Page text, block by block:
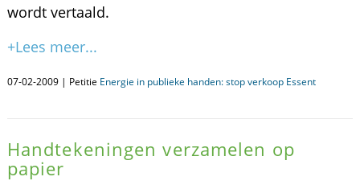
wordt vertaald.
+Lees meer...
07-02-2009 | Petitie Energie in publieke handen: stop verkoop Essent
Handtekeningen verzamelen op
papier